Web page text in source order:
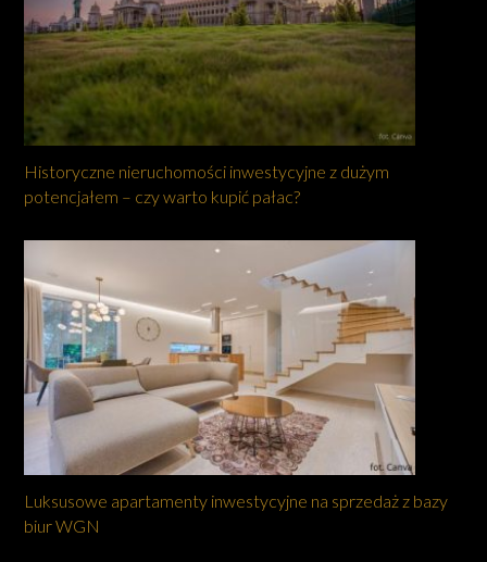
Historyczne nieruchomości inwestycyjne z dużym
potencjałem – czy warto kupić pałac?
Luksusowe apartamenty inwestycyjne na sprzedaż z bazy
biur WGN